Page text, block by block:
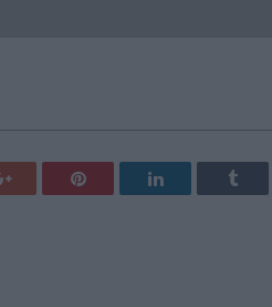
Google+ Pinterest LinkedIn